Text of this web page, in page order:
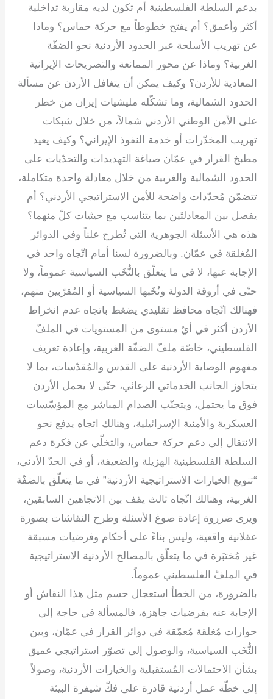
بدعم السلطة الفلسطينية أم تكون لديه مقاربة تداخلية
أكثر وأعمق؟ أم يفتح خطوطاً مع حركة حماس؟ وماذا
عن تهريب الأسلحة عبر الحدود الأردنية نحو الضفّة
الغربية؟ وماذا عن محور الممانعة والتصريحات الإيرانية
المعادية للأردن؟ وكيف يمكن أن يتغافل الأردن عن مسألة
الحدود الشمالية، وما تشكّله مليشيات إيران من خطر
على الأمن الوطني الأردني شمالاً، من خلال شبكات
تهريب المخدّرات أو خدمة النفوذ الإيراني؟ وكيف يعيد
مطبخ القرار في عمّان صياغة التهديدات والتحدّيات على
الحدود الشمالية والغربية من خلال معادلة واحدة متكاملة،
تتضمّن مُحدّدات واضحة للأمن الاستراتيجي الأردني؟ أم
يفصل بين المعادلتَين بما يتناسب مع حيثيات كلّ منهما؟
هذه هي الأسئلة الجوهرية التي تُطرح علناً وفي الدوائر
المُغلقة في عمّان. وبالضرورة لسنا أمام اتّجاه واحد في
الإجابة عنها، لا في ما يتعلّق بالنُّخَب السياسية عموماً، ولا
حتّى في أروقة الدولة ونُخَبها السياسية أو المُقرّبين منهم،
فهنالك اتّجاه محافظ تقليدي يضغط باتجاه عدم انخراط
الأردن أكثر في أيّ مستوى من المستويات في الملفّ
الفلسطيني، خاصّة ملفّ الضفّة الغربية، وإعادة تعريف
مفهوم الوصاية الأردنية على القدس والمُقدّسات، بما لا
يتجاوز الجانب الخدماتي الرعائي، حتّى لا يحمل الأردن
فوق ما يحتمل، ويتجنّب الصدام المباشر مع المؤسّسات
العسكرية والأمنية الإسرائيلية، وهنالك اتجاه يدفع نحو
الانتقال إلى دعم حركة حماس، والتخلّي عن فكرة دعم
السلطة الفلسطينية الهزيلة والضعيفة، أو في الحدّ الأدنى،
“تنويع الخيارات الاستراتيجية الأردنية” في ما يتعلّق بالضفّة
الغربية، وهنالك اتّجاه ثالث يقف بين الاتجاهين السابقين،
ويرى ضرروة إعادة صوغ الأسئلة وطرح النقاشات بصورة
عقلانية واقعية، وليس بناءً على أحكام وفرضيات مسبقة
غير مُختبَرة في ما يتعلّق بالمصالح الأردنية الاستراتيجية
في الملفّ الفلسطيني عموماً.
بالضرورة، من الخطأ استعجال حسم مثل هذا النقاش أو
الإجابة عنه بفرضيات جاهزة، فالمسألة في حاجة إلى
حوارات مُغلقة مُعمّقة في دوائر القرار في عمّان، وبين
النُّخَب السياسية، والوصول إلى تصوّر استراتيجي عميق
بشأن الاحتمالات المُستقبلية والخيارات الأردنية، وصولاً
إلى خطّة عمل أردنية قادرة على فكّ شيفرة البيئة